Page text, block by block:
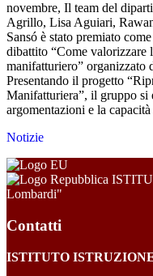
novembre, Il team del
Agrillo, Lisa Aguiari,
Sansó è stato premiato
dibattito “Come valorizzare
manifatturiero” organizzato
Presentando il progetto
Manifatturiera”, il gruppo si
argomentazioni e la
Notizie
Lombardi"
Contatti
ISTITUTO